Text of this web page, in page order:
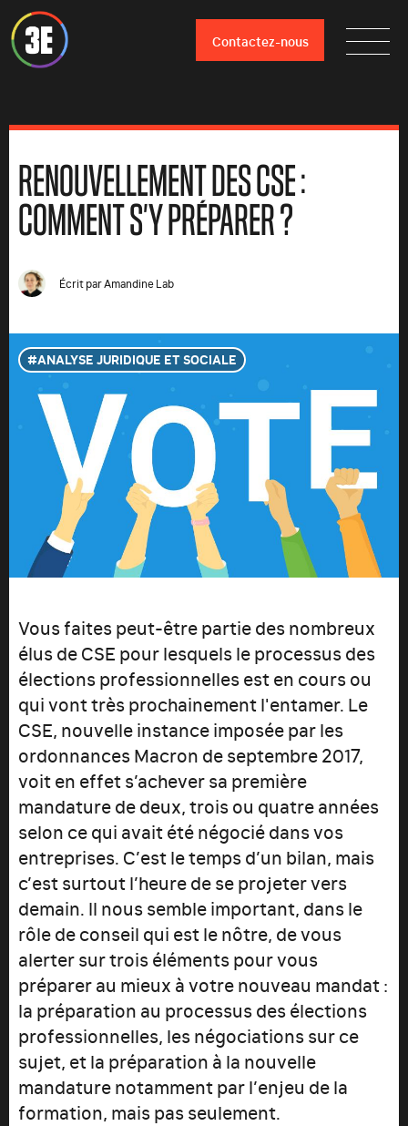
Contactez-nous
RENOUVELLEMENT DES CSE :
COMMENT S’Y PRÉPARER ?
Écrit parAmandine Lab
ANALYSE JURIDIQUE ET SOCIALE
Vous faites peut-être partie des nombreux
élus de CSE pour lesquels le processus des
élections professionnelles est en cours ou
qui vont très prochainement l'entamer. Le
CSE, nouvelle instance imposée par les
ordonnances Macron de septembre 2017,
voit en effet s’achever sa première
mandature de deux, trois ou quatre années
selon ce qui avait été négocié dans vos
entreprises. C’est le temps d’un bilan, mais
c’est surtout l’heure de se projeter vers
demain. Il nous semble important, dans le
rôle de conseil qui est le nôtre, de vous
alerter sur trois éléments pour vous
préparer au mieux à votre nouveau mandat :
la préparation au processus des élections
professionnelles, les négociations sur ce
sujet, et la préparation à la nouvelle
mandature notamment par l’enjeu de la
formation, mais pas seulement.